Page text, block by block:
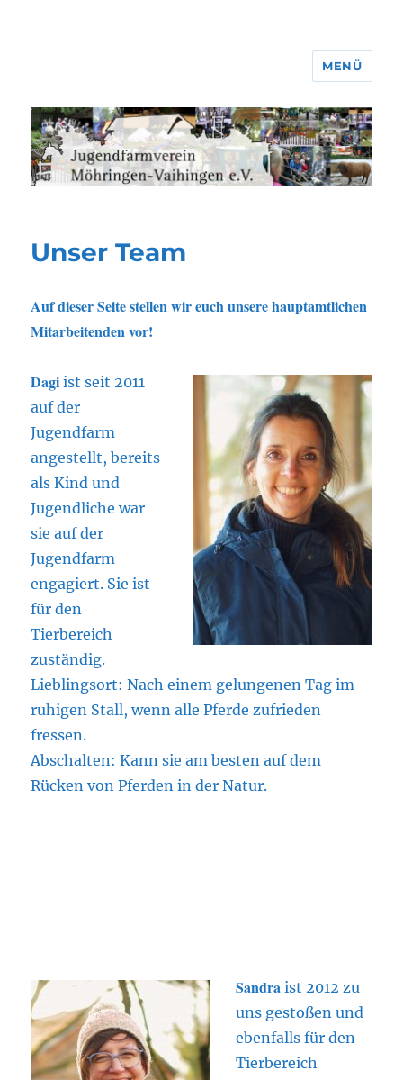
Jugendfarmverein Möhringen-
Vaihingen e.V.
MENÜ
Unser Team
Auf dieser Seite stellen wir euch unsere hauptamtlichen
Mitarbeitenden vor!
Dagi ist seit 2011
auf der
Jugendfarm
angestellt, bereits
als Kind und
Jugendliche war
sie auf der
Jugendfarm
engagiert. Sie ist
für den
Tierbereich
zuständig.
Lieblingsort: Nach einem gelungenen Tag im
ruhigen Stall, wenn alle Pferde zufrieden
fressen.
Abschalten: Kann sie am besten auf dem
Rücken von Pferden in der Natur.
Sandra ist 2012 zu
uns gestoßen und
ebenfalls für den
Tierbereich